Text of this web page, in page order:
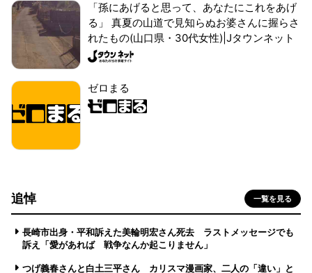
「孫にあげると思って、あなたにこれをあげ
る」 真夏の山道で見知らぬお婆さんに握らさ
れたもの(山口県・30代女性)|Jタウンネット
ゼロまる
追悼 一覧を見る
長崎市出身・平和訴えた美輪明宏さん死去 ラストメッセージでも
訴え「愛があれば 戦争なんか起こりません」
つげ義春さんと白土三平さん カリスマ漫画家、二人の「違い」と